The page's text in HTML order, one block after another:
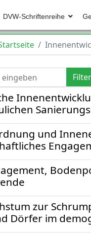
DVW-Schriftenreihe
Filter
und
zur
Dörfer im